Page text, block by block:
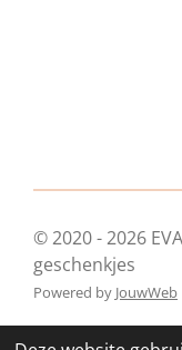
© 2020 - 2026
geschenkjes
Powered by JouwWeb